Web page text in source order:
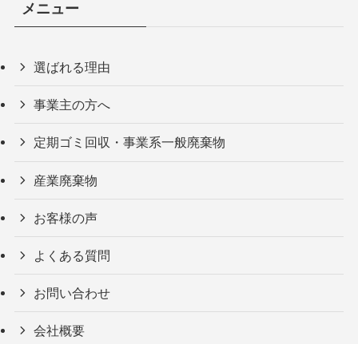
メニュー
選ばれる理由
事業主の方へ
定期ゴミ回収・事業系一般廃棄物
産業廃棄物
お客様の声
よくある質問
お問い合わせ
会社概要